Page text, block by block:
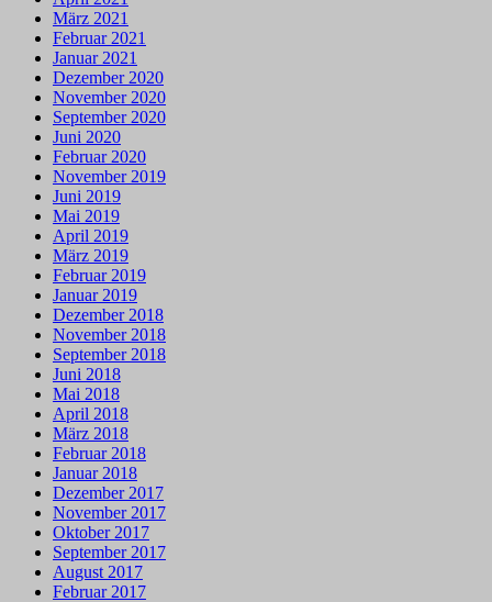
März 2021
Februar 2021
Januar 2021
Dezember 2020
November 2020
September 2020
Juni 2020
Februar 2020
November 2019
Juni 2019
Mai 2019
April 2019
März 2019
Februar 2019
Januar 2019
Dezember 2018
November 2018
September 2018
Juni 2018
Mai 2018
April 2018
März 2018
Februar 2018
Januar 2018
Dezember 2017
November 2017
Oktober 2017
September 2017
August 2017
Februar 2017